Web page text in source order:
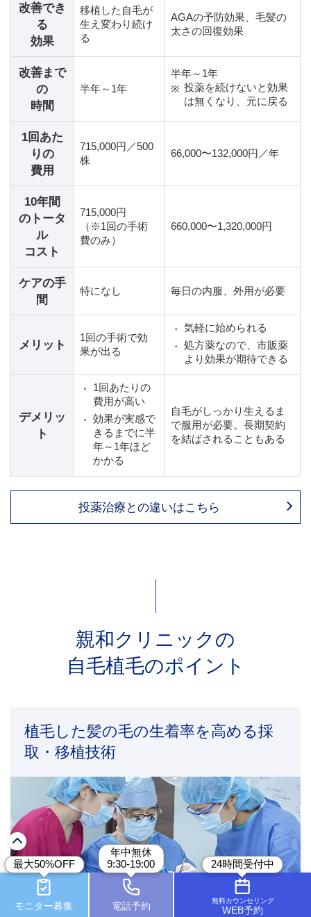
改善でき
る
効果
移植した自毛が
生え変わり続け
る
AGAの予防効果、毛髪の
太さの回復効果
改善まで
の
時間
半年～1年
半年～1年
投薬を続けないと効果
は無くなり、元に戻る
1回あた
りの
費用
715,000円／500
株
66,000〜132,000円／年
10年間
のトータ
ル
コスト
715,000円
（※1回の手術
費のみ）
660,000〜1,320,000円
ケアの手
間
特になし 毎日の内服、外用が必要
メリット
1回の手術で効
果が出る
気軽に始められる
処方薬なので、市販薬
より効果が期待できる
デメリッ
ト
1回あたりの
費用が高い
効果が実感で
きるまでに半
年～1年ほど
かかる
自毛がしっかり生えるま
で服用が必要。長期契約
を結ばされることもある
投薬治療との違いはこちら
親和クリニックの
自毛植毛のポイント
植毛した髪の毛の生着率を高める採
取・移植技術
最大50%OFF
モニター募集
年中無休
9:30-19:00
電話予約
24時間受付中
無料カウンセリング
WEB予約